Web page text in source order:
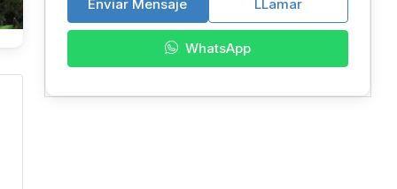
Enviar Mensaje LLamar
WhatsApp